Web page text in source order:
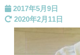
2017年5月9日
2020年2月11日